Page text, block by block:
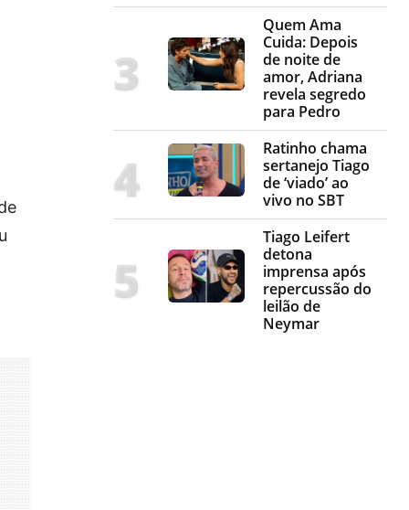
Quem Ama
Cuida: Depois
de noite de
amor, Adriana
revela segredo
para Pedro
Ratinho chama
sertanejo Tiago
de ‘viado’ ao
vivo no SBT
Tiago Leifert
detona
imprensa após
repercussão do
leilão de
Neymar